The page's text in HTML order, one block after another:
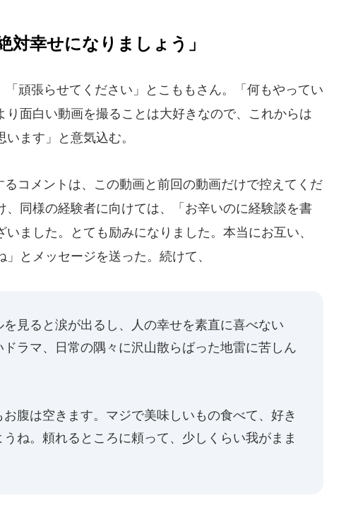
対幸せになりましょう」
頑張らせてください」とこももさん。「何もやってい
り面白い動画を撮ることは大好きなので、これからは
ます」と意気込む。
コメントは、この動画と前回の動画だけで控えてくだ
、同様の経験者に向けては、「お辛いのに経験談を書
ました。とても励みになりました。本当にお互い、
とメッセージを送った。続けて、
を見ると涙が出るし、人の幸せを素直に喜べない
ラマ、日常の隅々に沢山散らばった地雷に苦しん
腹は空きます。マジで美味しいもの食べて、好き
ね。頼れるところに頼って、少しくらい我がまま